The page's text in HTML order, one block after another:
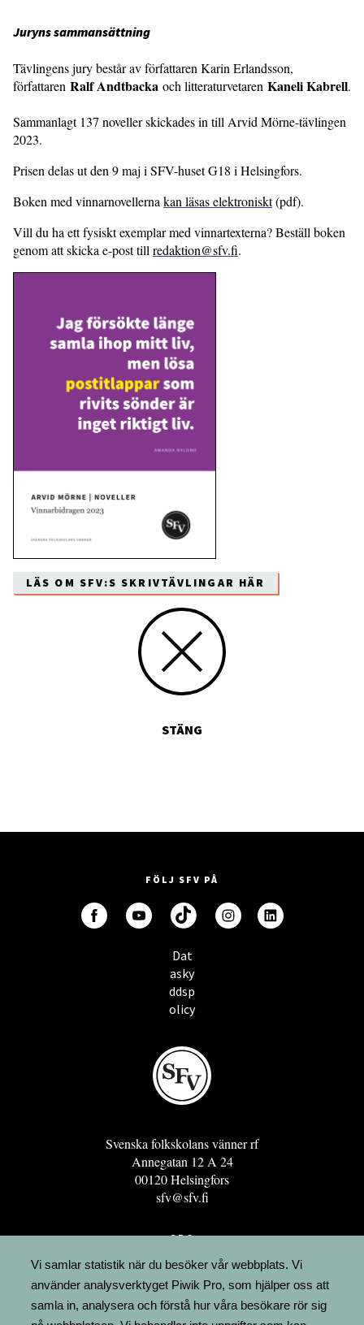
Juryns sammansättning
Tävlingens jury består av författaren Karin Erlandsson,
författaren Ralf Andtbacka och litteraturvetaren Kaneli Kabrell.
Sammanlagt 137 noveller skickades in till Arvid Mörne-tävlingen
2023.
Prisen delas ut den 9 maj i SFV-huset G18 i Helsingfors.
Boken med vinnarnovellernakan läsas elektroniskt(pdf).
Vill du ha ett fysiskt exemplar med vinnartexterna? Beställ boken
genom att skicka e-post tillredaktion@sfv.fi.
LÄS OM SFV:S SKRIVTÄVLINGAR HÄR
STÄNG
FÖLJ SFV PÅ
Dat
asky
ddsp
olicy
Svenska folkskolans vänner rf
Annegatan 12 A 24
00120 Helsingfors
sfv@sfv.fi
GRO
FÖRENINGSRESURSEN
MINNESRUNOR.FI
UPPSLAGSVERKET FINLAND
Vi samlar statistik när du besöker vår webbplats. Vi
använder analysverktyget Piwik Pro, som hjälper oss att
samla in, analysera och förstå hur våra besökare rör sig